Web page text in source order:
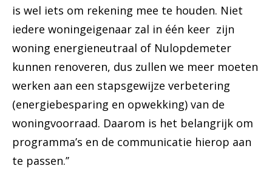
is wel iets om rekening mee te houden. Niet
iedere woningeigenaar zal in één keer zijn
woning energieneutraal of Nulopdemeter
kunnen renoveren, dus zullen we meer moeten
werken aan een stapsgewijze verbetering
(energiebesparing en opwekking) van de
woningvoorraad. Daarom is het belangrijk om
programma’s en de communicatie hierop aan
te passen.’’